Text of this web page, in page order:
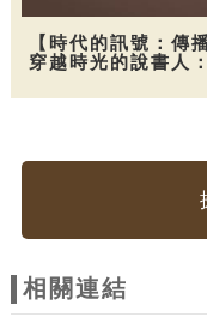
【時代的訊號：傳
穿越時光的說書人
相關連結